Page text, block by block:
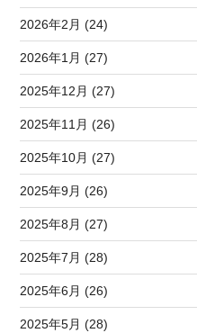
2026年2月 (24)
2026年1月 (27)
2025年12月 (27)
2025年11月 (26)
2025年10月 (27)
2025年9月 (26)
2025年8月 (27)
2025年7月 (28)
2025年6月 (26)
2025年5月 (28)